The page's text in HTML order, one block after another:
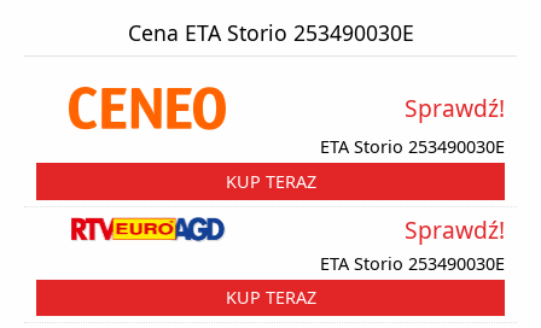
Cena ETA Storio 253490030E
ETA Storio 253490030E
Sprawdź!
KUP TERAZ
ETA Storio 253490030E
Sprawdź!
KUP TERAZ